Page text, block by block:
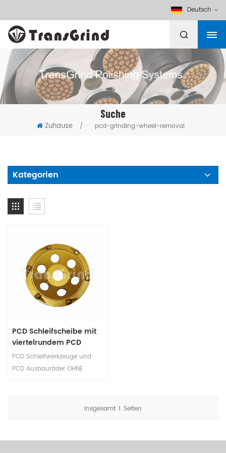
Deutsch
Suche
Zuhause / pcd-grinding-wheel-removal
Kategorien
PCD Schleifscheibe mit
viertelrundem PCD
Segmente zur
Epoxidentfernung von
PCD Schleifwerkzeuge und
PCD Ausbauräder OHNE
Insgesamt 1 Seiten